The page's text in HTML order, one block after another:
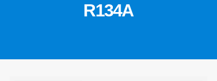
R134A